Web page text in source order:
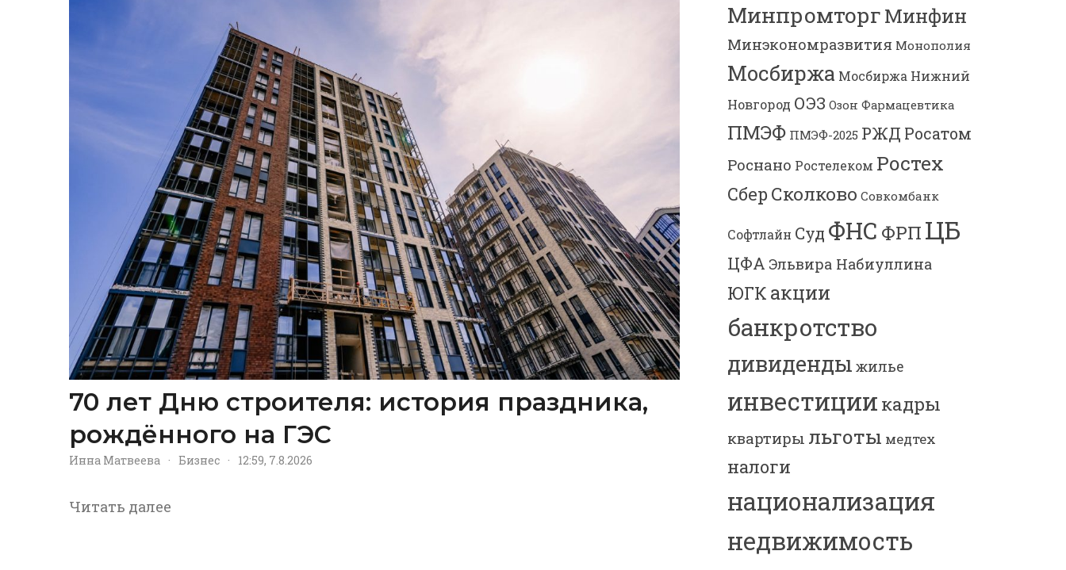
70 лет Дню строителя: история праздника,
рождённого на ГЭС
Инна Матвеева · Бизнес · 12:59, 7.8.2026
Читать далее
МинпромторгМинфин
Минэкономразвития Монополия
Мосбиржа Мосбиржа Нижний
Новгород ОЭЗ Озон Фармацевтика
ПМЭФ ПМЭФ-2025 РЖД Росатом
Роснано Ростелеком Ростех
Сбер Сколково Совкомбанк
Софтлайн Суд ФНС ФРП ЦБ
ЦФА Эльвира Набиуллина
ЮГК акции
банкротство
дивиденды жилье
инвестиции кадры
квартиры льготы медтех
налоги
национализация
недвижимость